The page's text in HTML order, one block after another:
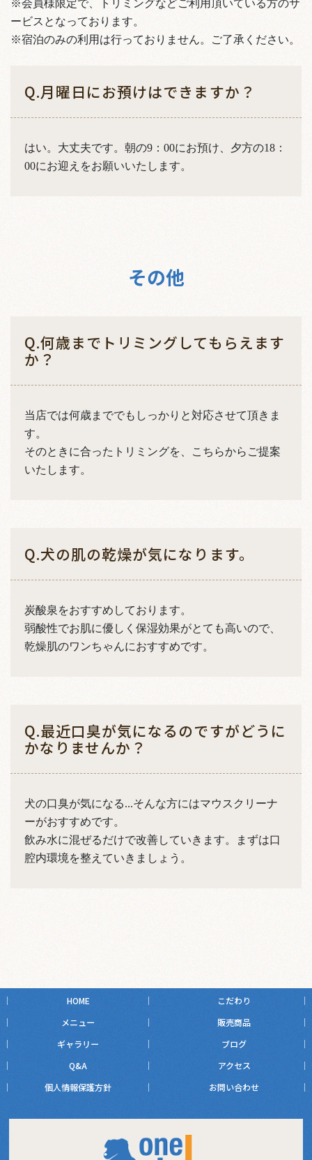
※会員様限定で、トリミングなどご利用頂いている方のサ
ービスとなっております。
​​​​​​​※宿泊のみの利用は行っておりません。ご了承ください。
Q.月曜日にお預けはできますか？
はい。大丈夫です。朝の9：00にお預け、夕方の18：
00にお迎えをお願いいたします。
その他
Q.何歳までトリミングしてもらえます
か？
当店では何歳まででもしっかりと対応させて頂きま
す。
そのときに合ったトリミングを、こちらからご提案
いたします。
Q.犬の肌の乾燥が気になります。
炭酸泉をおすすめしております。
弱酸性でお肌に優しく保湿効果がとても高いので、
乾燥肌のワンちゃんにおすすめです。
Q.最近口臭が気になるのですがどうに
かなりませんか？
犬の口臭が気になる...そんな方にはマウスクリーナ
ーがおすすめです。
飲み水に混ぜるだけで改善していきます。まずは口
腔内環境を整えていきましょう。
HOME
こだわり
メニュー
販売商品
ギャラリー
ブログ
Q&A
アクセス
個人情報保護方針
お問い合わせ